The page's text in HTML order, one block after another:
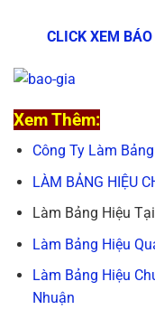
CLICK XEM
Xem Thêm:
Công Ty Làm
LÀM BẢNG HIỆU
Làm Bảng Hiệu
Làm Bảng Hiệu
Làm Bảng Hiệu
Nhuận